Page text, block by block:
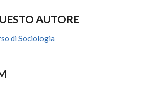
AUTORE
di Sociologia